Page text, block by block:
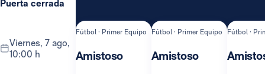
Puerta cerrada
viernes, 7 ago,
10:00 h
Fútbol · Primer Equipo
Amistoso
Fútbol · Primer Equipo
Amistoso
Fútbol ·